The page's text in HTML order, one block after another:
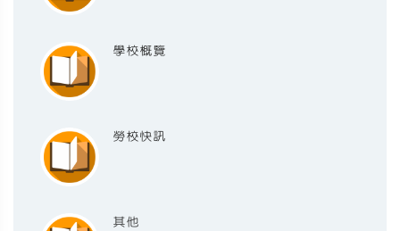
學校概覽
勞校快訊
其他